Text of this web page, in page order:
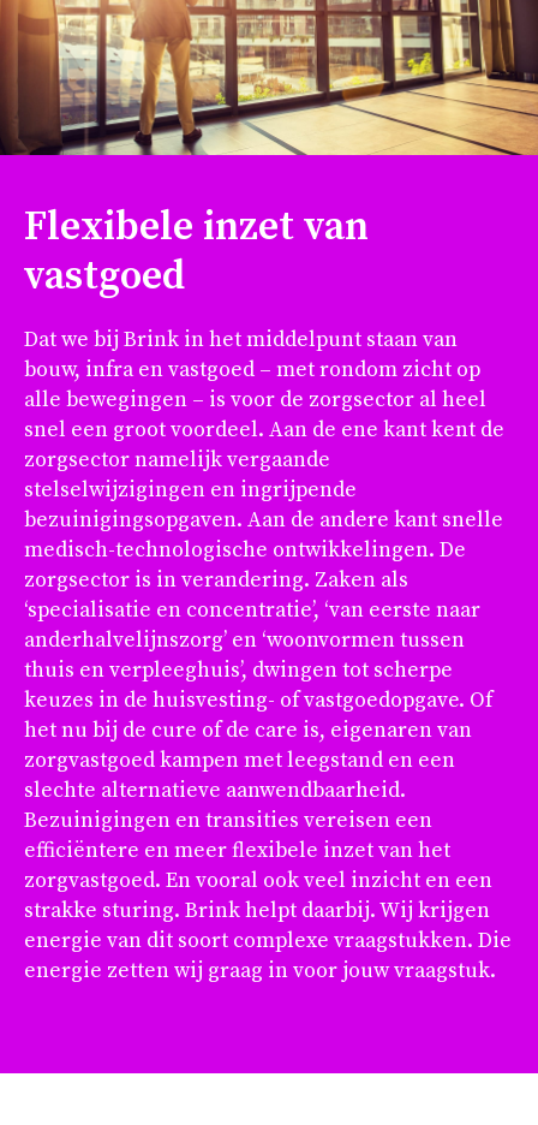
Flexibele inzet van
vastgoed
Dat we bij Brink in het middelpunt staan van
bouw, infra en vastgoed – met rondom zicht op
alle bewegingen – is voor de zorgsector al heel
snel een groot voordeel. Aan de ene kant kent de
zorgsector namelijk vergaande
stelselwijzigingen en ingrijpende
bezuinigingsopgaven. Aan de andere kant snelle
medisch-technologische ontwikkelingen. De
zorgsector is in verandering. Zaken als
‘specialisatie en concentratie’, ‘van eerste naar
anderhalvelijnszorg’ en ‘woonvormen tussen
thuis en verpleeghuis’, dwingen tot scherpe
keuzes in de huisvesting- of vastgoedopgave. Of
het nu bij de cure of de care is, eigenaren van
zorgvastgoed kampen met leegstand en een
slechte alternatieve aanwendbaarheid.
Bezuinigingen en transities vereisen een
efficiëntere en meer flexibele inzet van het
zorgvastgoed. En vooral ook veel inzicht en een
strakke sturing. Brink helpt daarbij. Wij krijgen
energie van dit soort complexe vraagstukken. Die
energie zetten wij graag in voor jouw vraagstuk.